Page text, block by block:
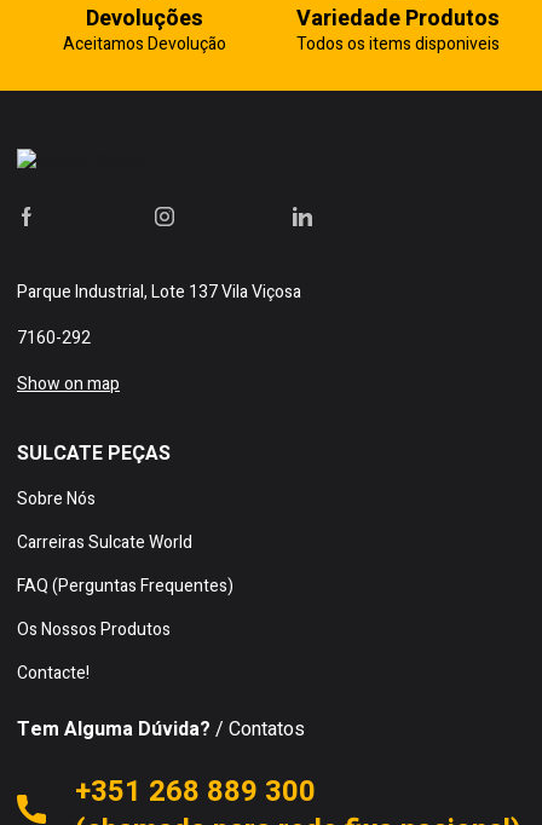
Devoluções
Aceitamos Devolução
Variedade Produtos
Todos os items disponiveis
Parque Industrial, Lote 137 Vila Viçosa
7160-292
Show on map
SULCATE PEÇAS
Sobre Nós
Carreiras Sulcate World
FAQ (Perguntas Frequentes)
Os Nossos Produtos
Contacte!
Tem Alguma Dúvida? / Contatos
+351 268 889 300